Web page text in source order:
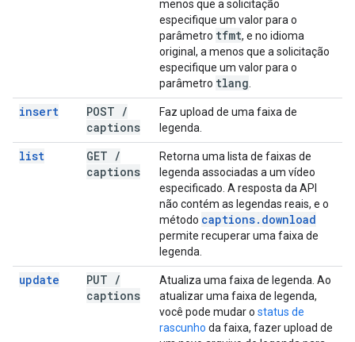
menos que a solicitação
especifique um valor para o
parâmetro tfmt, e no idioma
original, a menos que a solicitação
especifique um valor para o
parâmetro tlang
insert POST /
captions
Faz upload de uma faixa de
legenda.
list GET /
captions
Retorna uma lista de faixas de
legenda associadas a um vídeo
especificado. A resposta da API
não contém as legendas reais, e o
método captions. download
permite recuperar uma faixa de
legenda.
update PUT /
captions
Atualiza uma faixa de legenda. Ao
atualizar uma faixa de legenda,
você pode mudar o status de
rascunho da faixa, fazer upload de